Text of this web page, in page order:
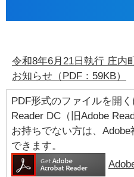
令和8年6月21日執行 庄内
お知らせ（PDF：59KB）
PDF形式のファイルを開
Reader DC（旧Adobe
お持ちでない方は、
できます。